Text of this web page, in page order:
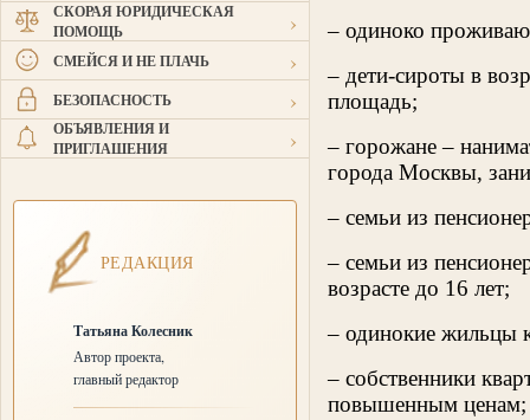
СКОРАЯ ЮРИДИЧЕСКАЯ
ПОМОЩЬ
›
СМЕЙСЯ И НЕ ПЛАЧЬ ›
БЕЗОПАСНОСТЬ ›
ОБЪЯВЛЕНИЯ И
ПРИГЛАШЕНИЯ
›
РЕДАКЦИЯ
Татьяна Колесник
Автор проекта,
главный редактор
– одиноко
– дети-сироты в
площадь;
– горожане –
города Москвы,
– семьи из
– семьи из
возрасте до 16 лет;
– одинокие жильцы
– собственники
повышенным ценам;